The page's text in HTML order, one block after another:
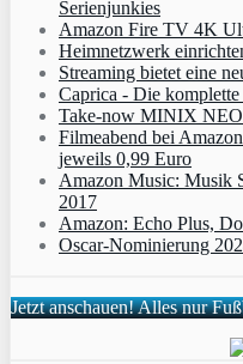
Serienjunkies
Amazon Fire TV 4K
Heimnetzwerk
Streaming bietet eine
Caprica - Die
Take-now MINIX
Filmeabend bei
jeweils 0,99 Euro
Amazon Music: Musik
2017
Amazon: Echo Plus,
Oscar-Nominierung
Jetzt anschauen! Alles nur